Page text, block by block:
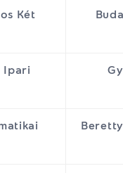
Két
Ipari